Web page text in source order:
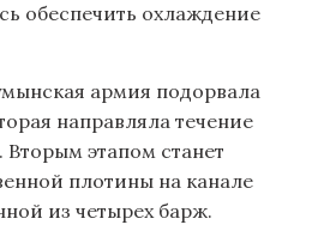
обеспечить охлаждение
армия подорвала
направляла течение
Вторым этапом станет
плотины на канале
из четырех барж.